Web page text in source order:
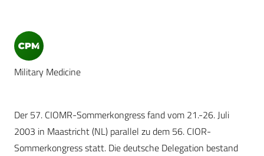
Military Medicine
Der 57. CIOMR-Sommerkongress fand vom 21.-26. Juli
2003 in Maastricht (NL) parallel zu dem 56. CIOR-
Sommerkongress statt. Die deutsche Delegation bestand